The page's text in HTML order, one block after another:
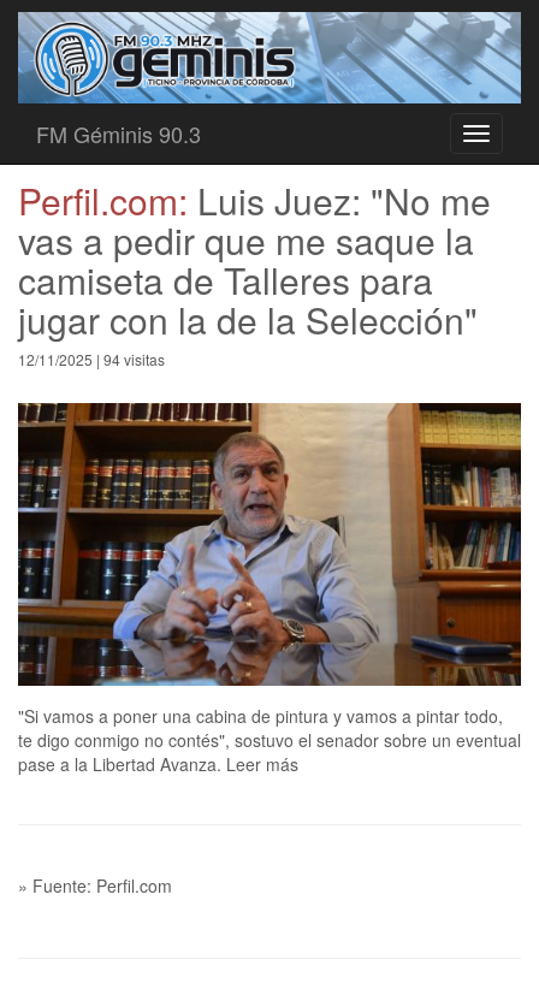
Toggle
FM Géminis 90.3
Perfil.com: Luis Juez: "No me
vas a pedir que me saque la
camiseta de Talleres para
jugar con la de la Selección"
12/11/2025 | 94 visitas
"Si vamos a poner una cabina de pintura y vamos a pintar todo,
te digo conmigo no contés", sostuvo el senador sobre un eventual
pase a la Libertad Avanza. Leer más
» Fuente: Perfil.com